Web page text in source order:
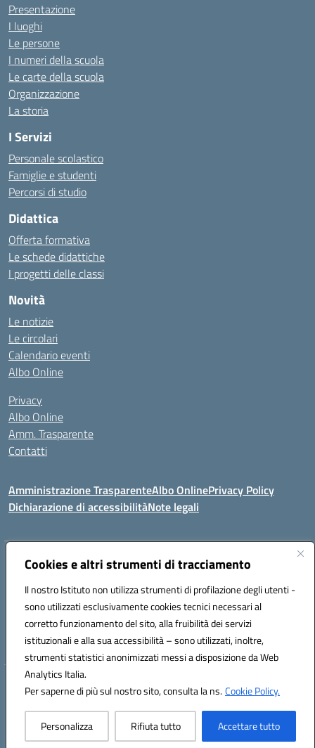
Cookies e altri strumenti di tracciamento
Il nostro Istituto non utilizza strumenti di profilazione degli utenti -
sono utilizzati esclusivamente cookies tecnici necessari al
corretto funzionamento del sito, alla fruibilità dei servizi
istituzionali e alla sua accessibilità – sono utilizzati, inoltre,
strumenti statistici anonimizzati messi a disposizione da Web
Analytics Italia.
Per saperne di più sul nostro sito, consulta la ns.Cookie Policy.
Personalizza Rifiuta tutto Accettare tutto
Presentazione
I luoghi
Le persone
I numeri della scuola
Le carte della scuola
Organizzazione
La storia
I Servizi
Personale scolastico
Famiglie e studenti
Percorsi di studio
Didattica
Offerta formativa
Le schede didattiche
I progetti delle classi
Novità
Le notizie
Le circolari
Calendario eventi
Albo Online
Privacy
Albo Online
Amm. Trasparente
Contatti
Amministrazione TrasparenteAlbo OnlinePrivacy Policy
Dichiarazione di accessibilitàNote legali
Indirizzo:VIA S. LEONARDO 90024 GANGI (PA)
Posta elettronica certificata (PEC):paic84500b@pec.istruzione.it
Codice fiscale: 95005240825
Codice meccanografico: PAIC84500B
Hosting & Powered by 3D Solution S.r.l.
Concept & Design by Designers Italia